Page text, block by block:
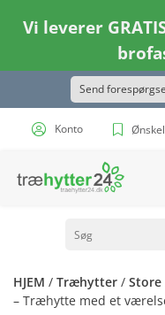
Vi leverer
Send
Konto
HJEM / Træhytter /
– Træhytte med et